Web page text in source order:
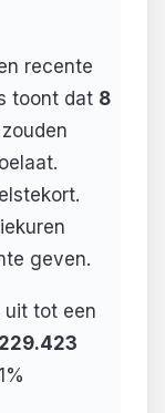
recente
toont dat 8
geven.
uit tot een